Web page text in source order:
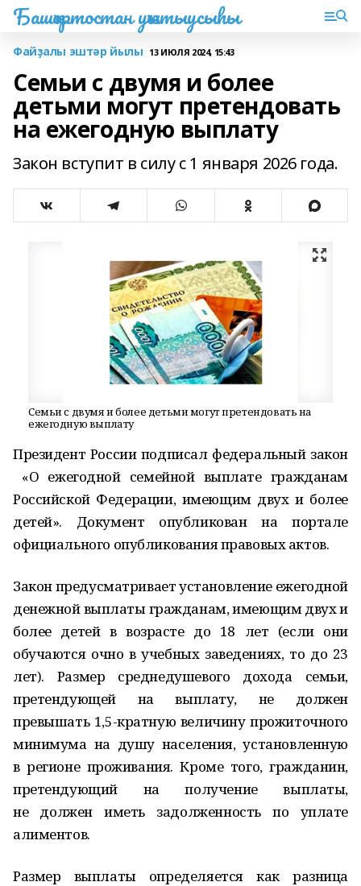
Башҡортостан уҡытыусыһы
Файҙалы эштәр йылы 13 ИЮЛЯ 2024, 15:43
Семьи с двумя и более
детьми могут претендовать
на ежегодную выплату
Закон вступит в силу с 1 января 2026 года.
Семьи с двумя и более детьми могут претендовать на
ежегодную выплату
Президент России подписал федеральный закон
«О ежегодной семейной выплате гражданам
Российской Федерации, имеющим двух и более
детей». Документ опубликован на портале
официального опубликования правовых актов.
Закон предусматривает установление ежегодной
денежной выплаты гражданам, имеющим двух и
более детей в возрасте до 18 лет (если они
обучаются очно в учебных заведениях, то до 23
лет). Размер среднедушевого дохода семьи,
претендующей на выплату, не должен
превышать 1,5-кратную величину прожиточного
минимума на душу населения, установленную
в регионе проживания. Кроме того, гражданин,
претендующий на получение выплаты,
не должен иметь задолженность по уплате
алиментов.
Размер выплаты определяется как разница